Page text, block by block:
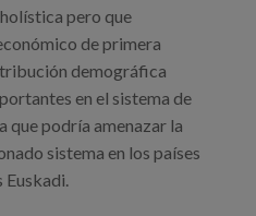
pero que
de primera
demográfica
en el sistema de
que podría amenazar la
sistema en los países
Euskadi.